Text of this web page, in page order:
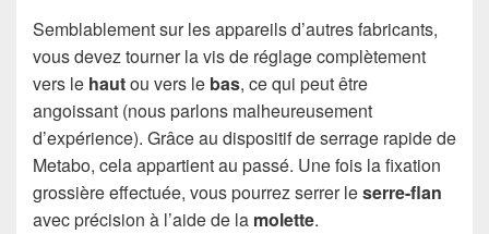
Semblablement sur les appareils d’autres fabricants,
vous devez tourner la vis de réglage complètement
vers le hautou vers le bas, ce qui peut être
angoissant (nous parlons malheureusement
d’expérience). Grâce au dispositif de serrage rapide de
Metabo, cela appartient au passé. Une fois la fixation
grossière effectuée, vous pourrez serrer leserre-flan
avec précision à l’aide de la molette.